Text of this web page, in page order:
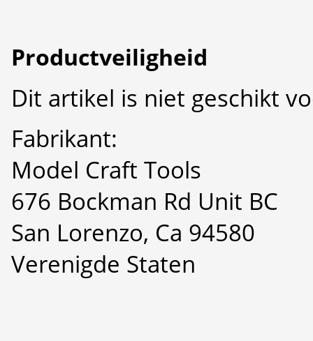
Productveiligheid
Dit artikel is niet geschikt
Fabrikant:
Model Craft Tools
676 Bockman Rd Unit BC
San Lorenzo, Ca 94580
Verenigde Staten